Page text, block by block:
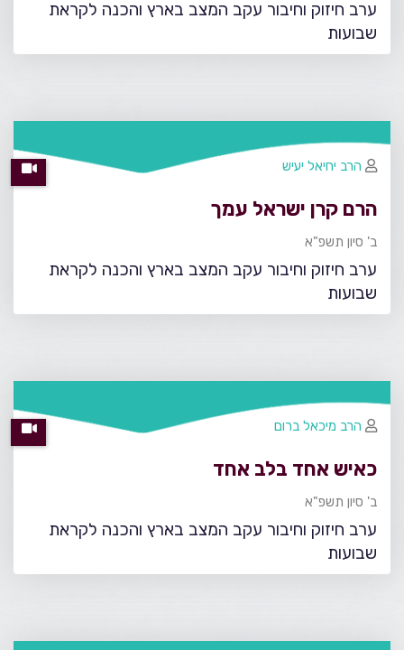
ערב חיזוק וחיבור עקב המצב בארץ והכנה לקראת
שבועות
הרם קרן ישראל עמך
ב' סיון תשפ"א
ערב חיזוק וחיבור עקב המצב בארץ והכנה לקראת
שבועות
הרב יחיאל יעיש
כאיש אחד בלב אחד
ב' סיון תשפ"א
ערב חיזוק וחיבור עקב המצב בארץ והכנה לקראת
שבועות
הרב מיכאל ברום